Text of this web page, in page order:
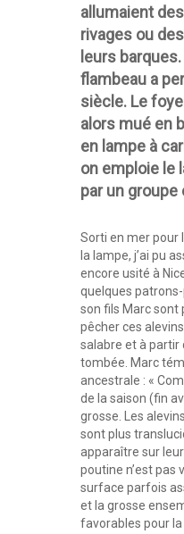
allumaient
rivages ou
leurs
flambeau a
siècle. Le
alors mué en
en lampe à
on emploie le
par un
Sorti en mer pour
la lampe, j’ai pu
encore usité à
quelques
son fils Marc sont
pêcher ces
salabre et à partir
tombée. Marc
ancestrale : «
de la saison (fin
grosse. Les
sont plus
apparaître sur
poutine n’est pas
surface parfois
et la grosse
favorables pour